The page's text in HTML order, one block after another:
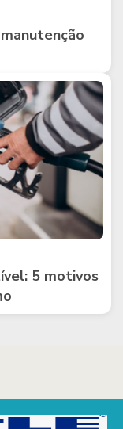
5 motivos